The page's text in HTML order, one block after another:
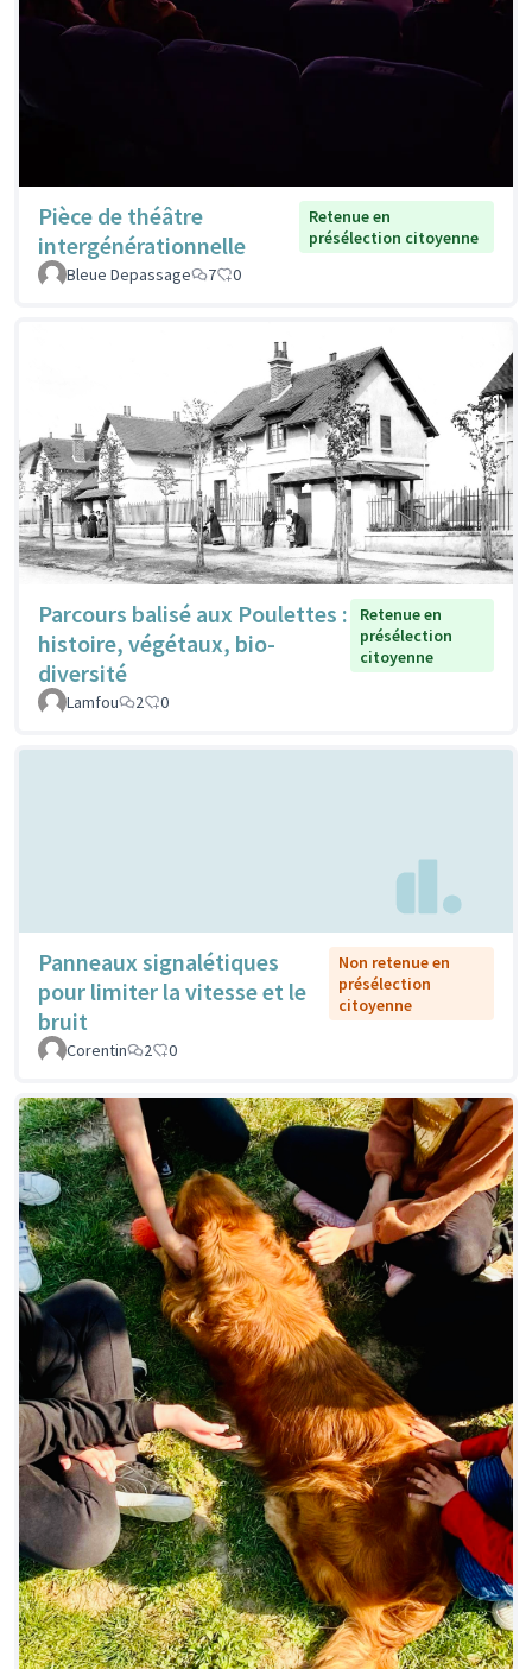
Pièce de théâtre
intergénérationnelle
Retenue en
présélection citoyenne
Bleue Depassage
7 0
Parcours balisé aux Poulettes :
histoire, végétaux, bio-
diversité
Retenue en
présélection
citoyenne
Lamfou 2 0
Panneaux signalétiques
pour limiter la vitesse et le
bruit
Non retenue en
présélection
citoyenne
Corentin 2 0